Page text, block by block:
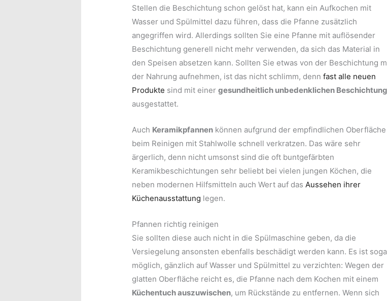
Stellen die Beschichtung schon gelöst hat, kann ein Aufkochen mit
Wasser und Spülmittel dazu führen, dass die Pfanne zusätzlich
angegriffen wird. Allerdings sollten Sie eine Pfanne mit auflösender
Beschichtung generell nicht mehr verwenden, da sich das Material in
den Speisen absetzen kann. Sollten Sie etwas von der Beschichtung
der Nahrung aufnehmen, ist das nicht schlimm, dennfast alle neuen
Produkte sind mit einergesundheitlich unbedenklichen Beschichtung
ausgestattet.
Auch Keramikpfannen können aufgrund der empfindlichen Oberfläche
beim Reinigen mit Stahlwolle schnell verkratzen. Das wäre sehr
ärgerlich, denn nicht umsonst sind die oft buntgefärbten
Keramikbeschichtungen sehr beliebt bei vielen jungen Köchen, die
neben modernen Hilfsmitteln auch Wert auf dasAussehen ihrer
Küchenausstattung legen.
Pfannen richtig reinigen
Sie sollten diese auch nicht in die Spülmaschine geben, da die
Versiegelung ansonsten ebenfalls beschädigt werden kann. Es ist
möglich, gänzlich auf Wasser und Spülmittel zu verzichten: Wegen der
glatten Oberfläche reicht es, die Pfanne nach dem Kochen mit einem
Küchentuch auszuwischen, um Rückstände zu entfernen. Wenn sich